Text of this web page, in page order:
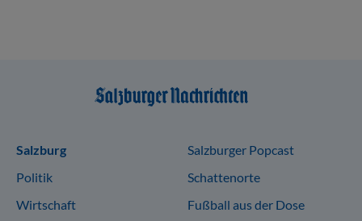
Sitemap
Salzburg
Politik
Wirtschaft
Salzburger Popcast
Schattenorte
Fußball aus der Dose